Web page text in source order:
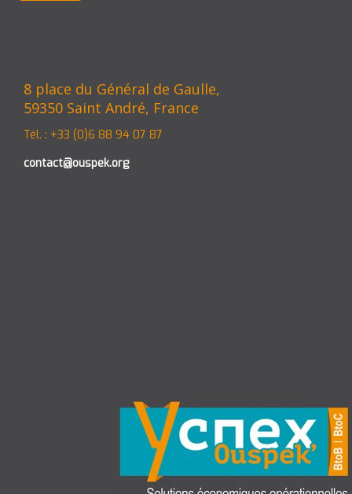
8 place du Général de Gaulle,
59350 Saint André, France
Tél. : +33 (0)6 88 94 07 87
contact@ouspek.org